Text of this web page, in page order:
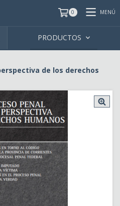
0 MENÚ
PRODUCTOS
de los derechos